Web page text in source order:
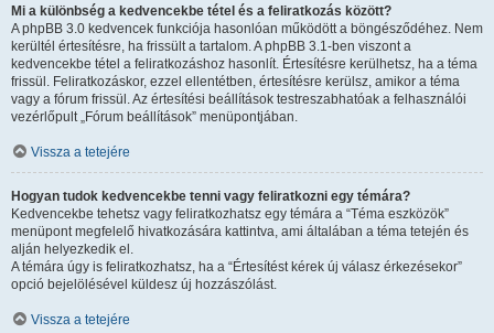
Mi a különbség a kedvencekbe tétel és a feliratkozás között?
A phpBB 3.0 kedvencek funkciója hasonlóan működött a böngésződéhez. Nem
kerültél értesítésre, ha frissült a tartalom. A phpBB 3.1-ben viszont a
kedvencekbe tétel a feliratkozáshoz hasonlít. Értesítésre kerülhetsz, ha a téma
frissül. Feliratkozáskor, ezzel ellentétben, értesítésre kerülsz, amikor a téma
vagy a fórum frissül. Az értesítési beállítások testreszabhatóak a felhasználói
vezérlőpult „Fórum beállítások” menüpontjában.
Vissza a tetejére
Hogyan tudok kedvencekbe tenni vagy feliratkozni egy témára?
Kedvencekbe tehetsz vagy feliratkozhatsz egy témára a “Téma eszközök”
menüpont megfelelő hivatkozására kattintva, ami általában a téma tetején és
alján helyezkedik el.
A témára úgy is feliratkozhatsz, ha a “Értesítést kérek új válasz érkezésekor”
opció bejelölésével küldesz új hozzászólást.
Vissza a tetejére